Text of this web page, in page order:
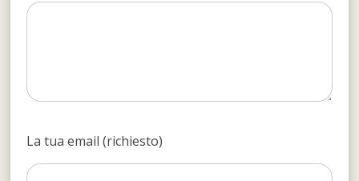
La tua email (richiesto)